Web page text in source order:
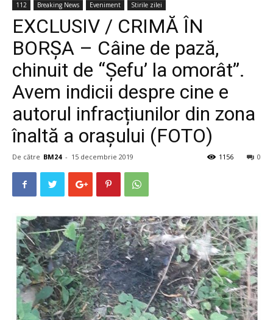
112 Breaking News Eveniment Stirile zilei
EXCLUSIV / CRIMĂ ÎN
BORȘA – Câine de pază,
chinuit de “Șefu’ la omorât”.
Avem indicii despre cine e
autorul infracțiunilor din zona
înaltă a orașului (FOTO)
De către BM24 - 15 decembrie 2019 0
1156